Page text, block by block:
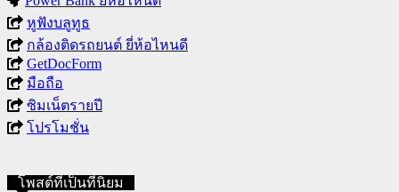
หูฟังบลูทูธ
กล้องติดรถยนต์ ยี่ห้อไหนดี
GetDocForm
มือถือ
ซิมเน็ตรายปี
โปรโมชั่น
โพสต์ที่เป็นที่นิยม